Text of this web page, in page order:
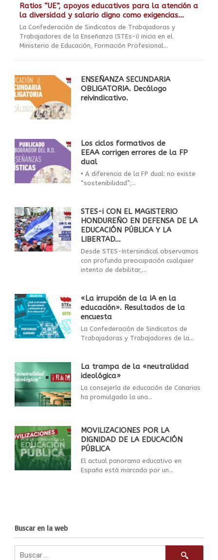
Ratios “UE”, apoyos educativos para la atención a
la diversidad y salario digno como exigencias...
La Confederación de Sindicatos de Trabajadoras y
Trabajadores de la Enseñanza (STEs-i) inicia en el
Ministerio de Educación, Formación Profesional...
ENSEÑANZA SECUNDARIA
OBLIGATORIA. Decálogo
reivindicativo.
Los ciclos formativos de
EEAA corrigen errores de la FP
dual
• A diferencia de la FP dual: no existe
“sostenibilidad”;...
STES-i CON EL MAGISTERIO
HONDUREÑO EN DEFENSA DE LA
EDUCACIÓN PÚBLICA Y LA
LIBERTAD...
Desde STES-Intersindical observamos
con profunda preocupación cualquier
intento de debilitar,...
«La irrupción de la IA en la
educación». Resultados de la
encuesta
La Confederación de Sindicatos de
Trabajadoras y Trabajadores de la...
La trampa de la «neutralidad
ideológica»
La consejería de educación de Canarias
ha promulgado la una...
MOVILIZACIONES POR LA
DIGNIDAD DE LA EDUCACIÓN
PÚBLICA
El actual panorama educativo en
España está marcado por un...
Buscar en la web